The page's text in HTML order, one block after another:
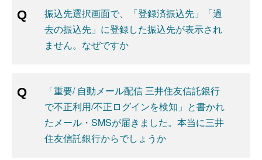
振込先選択画面で、「登録済振込先」「過
去の振込先」に登録した振込先が表示され
ません。なぜですか
「重要/ 自動メール配信 三井住友信託銀行
で不正利用/不正ログインを検知」と書かれ
たメール・SMSが届きました。本当に三井
住友信託銀行からでしょうか